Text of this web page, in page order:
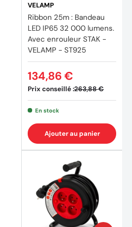
VELAMP
Ribbon 25m : Bandeau
LED IP65 32 000 lumens.
Avec enrouleur STAK -
VELAMP - ST925
Prix conseillé :263,88 €
134,86 €
En stock
Ajouter au panier